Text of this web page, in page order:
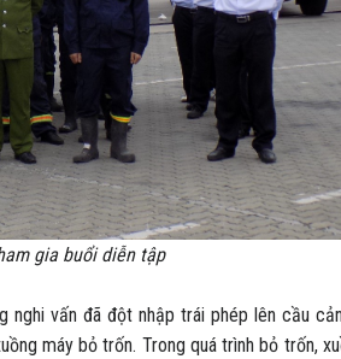
gia buổi diễn tập
vấn đã đột nhập trái phép lên cầu
máy bỏ trốn. Trong quá trình bỏ trốn,